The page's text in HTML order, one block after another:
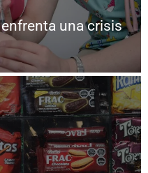
una crisis